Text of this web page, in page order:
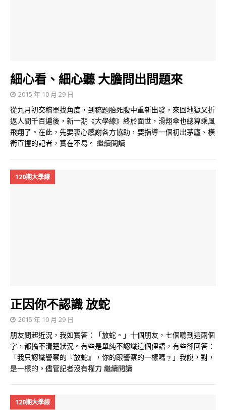
細心看、細心聽 大膽問出問題來
2015 年 10 月 29 日
從九月初交稿單找角度，到稿題胎死腹中重新出發，來回地獄又折
返人間千百遍後，新一期《大學線》終於面世，滑翔傘也總算乘風
飛翔了。在此，先要衷心感謝各方協助，要指導一個初出茅廬、橫
衝直撞的記者，實在不易。 繼續閱讀
120期大學線
正因你不認識 放蛇
2015 年 10 月 29 日
朋友問起近況，我如實答：「放蛇。」十個朋友，七個聽到這兩個
字，都搞不清楚狀況。有些是單純不認識這個俚語，有些卻回答：
「我只認識警察的『放蛇』，你的跟警察的一樣嗎﹖」我說，對，
是一樣的。儘管記者沒有權力 繼續閱讀
120期大學線